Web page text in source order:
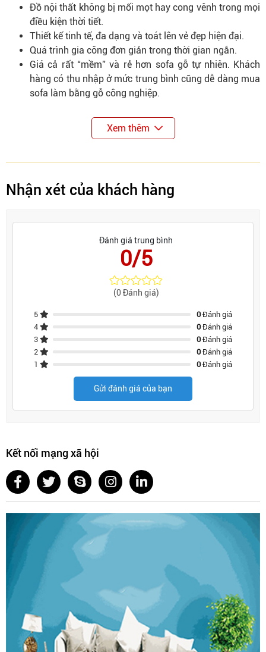
Đồ nội thất không bị mối mọt hay cong vênh trong mọi
điều kiện thời tiết.
Thiết kế tinh tế, đa dạng và toát lên vẻ đẹp hiện đại.
Quá trình gia công đơn giản trong thời gian ngắn.
Giá cả rất “mềm” và rẻ hơn sofa gỗ tự nhiên. Khách
hàng có thu nhập ở mức trung bình cũng dễ dàng mua
sofa làm bằng gỗ công nghiệp.
Xem thêm
Nhận xét của khách hàng
Đánh giá trung bình
0/5
(0 Đánh giá)
5 0Đánh giá
4
0Đánh giá
3
0Đánh giá
2
0Đánh giá
1
0Đánh giá
Gửi đánh giá của bạn
Kết nối mạng xã hội